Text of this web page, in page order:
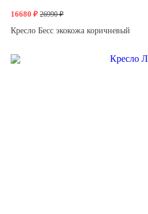
16680 ₽ 26990 ₽
Кресло Бесс экокожа коричневый